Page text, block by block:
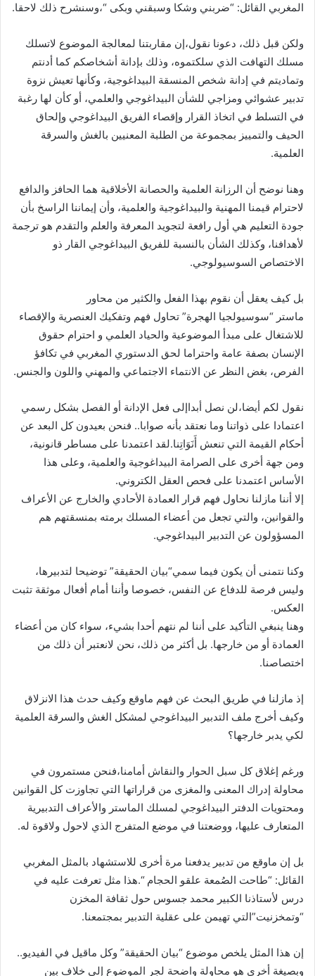
المغربي القائل: “ضربني وشكا وسبقني وبكى “،وسنشرح ذلك لاحقا.
ولكن قبل ذلك، دعونا نقول،إن مقاربتنا لمعالجة الموضوع لاتسلك
مسلك التهافت الذي سلكتموه، وذلك بإدانة أشخاصكم كما أدنتم
وتماديتم في إدانة شخص المنسقة البيداغوجية، وكأنها تعيش نزوة
تدبير عشوائي ومزاجي للشأن البيداغوجي والعلمي، أو كأن لها رغبة
في التسلط في اتخاذ القرار وإقصاء الفريق البيداغوجي وإلحاق
الحيف والتمييز بمجموعة من الطلبة المعنيين بالغش والسرقة
العلمية.
وهنا نوضح أن الرزانة العلمية والحصانة الأخلاقية هما الحافز والدافع
لاحترام قيمنا المهنية والبيداغوجية والعلمية، وأن إيماننا الراسخ بأن
جودة التعليم هي أول رافعة لتجويد المعرفة والعلم والتقدم هو ترجمة
لأهدافنا، وكذلك الشأن بالنسبة للفريق البيداغوجي القار ذو
الاختصاص السوسيولوجي.
بل كيف يعقل أن نقوم بهذا الفعل والكثير من محاور
ماستر “سوسيولجيا الهجرة” تحاول فهم وتفكيك العنصرية والإقصاء
للاشتغال على مبدأ الموضوعية والحياد العلمي و احترام حقوق
الإنسان بصفة عامة واحتراما لحق الدستوري المغربي في تكافؤ
الفرص، بغض النظر عن الانتماء الاجتماعي والمهني واللون والجنس.
نقول لكم أيضا،لن نصل أبداإلى فعل الإدانة أو الفصل بشكل رسمي
اعتمادا على ذواتنا وما نعتقد بأنه صوابا.. فنحن بعيدون كل البعد عن
أحكام القيمة التي تنعش أَنَوَاتِنا.لقد اعتمدنا على مساطر قانونية،
ومن جهة أخرى على الصرامة البيداغوجية والعلمية، وعلى هذا
الأساس اعتمدنا على فحص العقل الكتروني.
إلا أننا مازلنا نحاول فهم قرار العمادة الأحادي والخارج عن الأعراف
والقوانين، والتي تجعل من أعضاء المسلك برمته بمنسقتهم هم
المسؤولون عن التدبير البيداغوجي.
وكنا نتمنى أن يكون فيما سمي“بيان الحقيقة” توضيحا لتدبيرها،
وليس فرصة للدفاع عن النفس، خصوصا وأننا أمام أفعال موثقة تثبت
العكس.
وهنا ينبغي التأكيد على أننا لم نتهم أحدا بشيء، سواء كان من أعضاء
العمادة أو من خارجها. بل أكثر من ذلك، نحن لانعتبر أن ذلك من
اختصاصنا.
إذ مازلنا في طريق البحث عن فهم ماوقع وكيف حدث هذا الانزلاق
وكيف أخرج ملف التدبير البيداغوجي لمشكل الغش والسرقة العلمية
لكي يدبر خارجها؟
ورغم إغلاق كل سبل الحوار والنقاش أمامنا،فنحن مستمرون في
محاولة إدراك المعنى والمغزى من قراراتها التي تجاوزت كل القوانين
ومحتويات الدفتر البيداغوجي لمسلك الماستر والأعراف التدبيرية
المتعارف عليها، ووضعتنا في موضع المتفرج الذي لاحول ولاقوة له.
بل إن ماوقع من تدبير يدفعنا مرة أخرى للاستشهاد بالمثل المغربي
القائل: “طاحت الصُمعة علقو الحجام “.هذا مثل تعرفت عليه في
درس لأستاذنا الكبير محمد جسوس حول ثقافة المخزن
“وتمخزنيت”التي تهيمن على عقلية التدبير بمجتمعنا.
إن هذا المثل يلخص موضوع “بيان الحقيقة” وكل ماقيل في الفيديو..
وبصيغة أخرى هو محاولة واضحة لجر الموضوع إلى خلاف بين